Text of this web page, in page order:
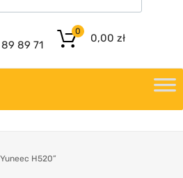
89 71
0,00 zł
0
H520”